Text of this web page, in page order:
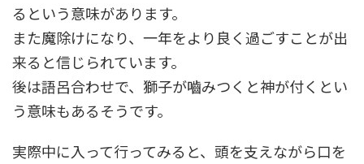
るという意味があります。
また魔除けになり、一年をより良く過ごすことが出
来ると信じられています。
後は語呂合わせで、獅子が嚙みつくと神が付くとい
う意味もあるそうです。
実際中に入って行ってみると、頭を支えながら口を